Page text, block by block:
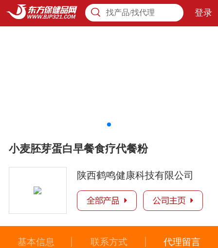
找产品/找代理 登录
小麦胚芽蛋白早餐食疗代餐粉
陕西鹤鸣健康科技有限公司
基本信息 联系方式 代理留言